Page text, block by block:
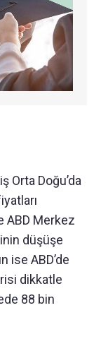
Orta Doğu’da
ABD Merkez
düşüşe
ise ABD’de
dikkatle
88 bin